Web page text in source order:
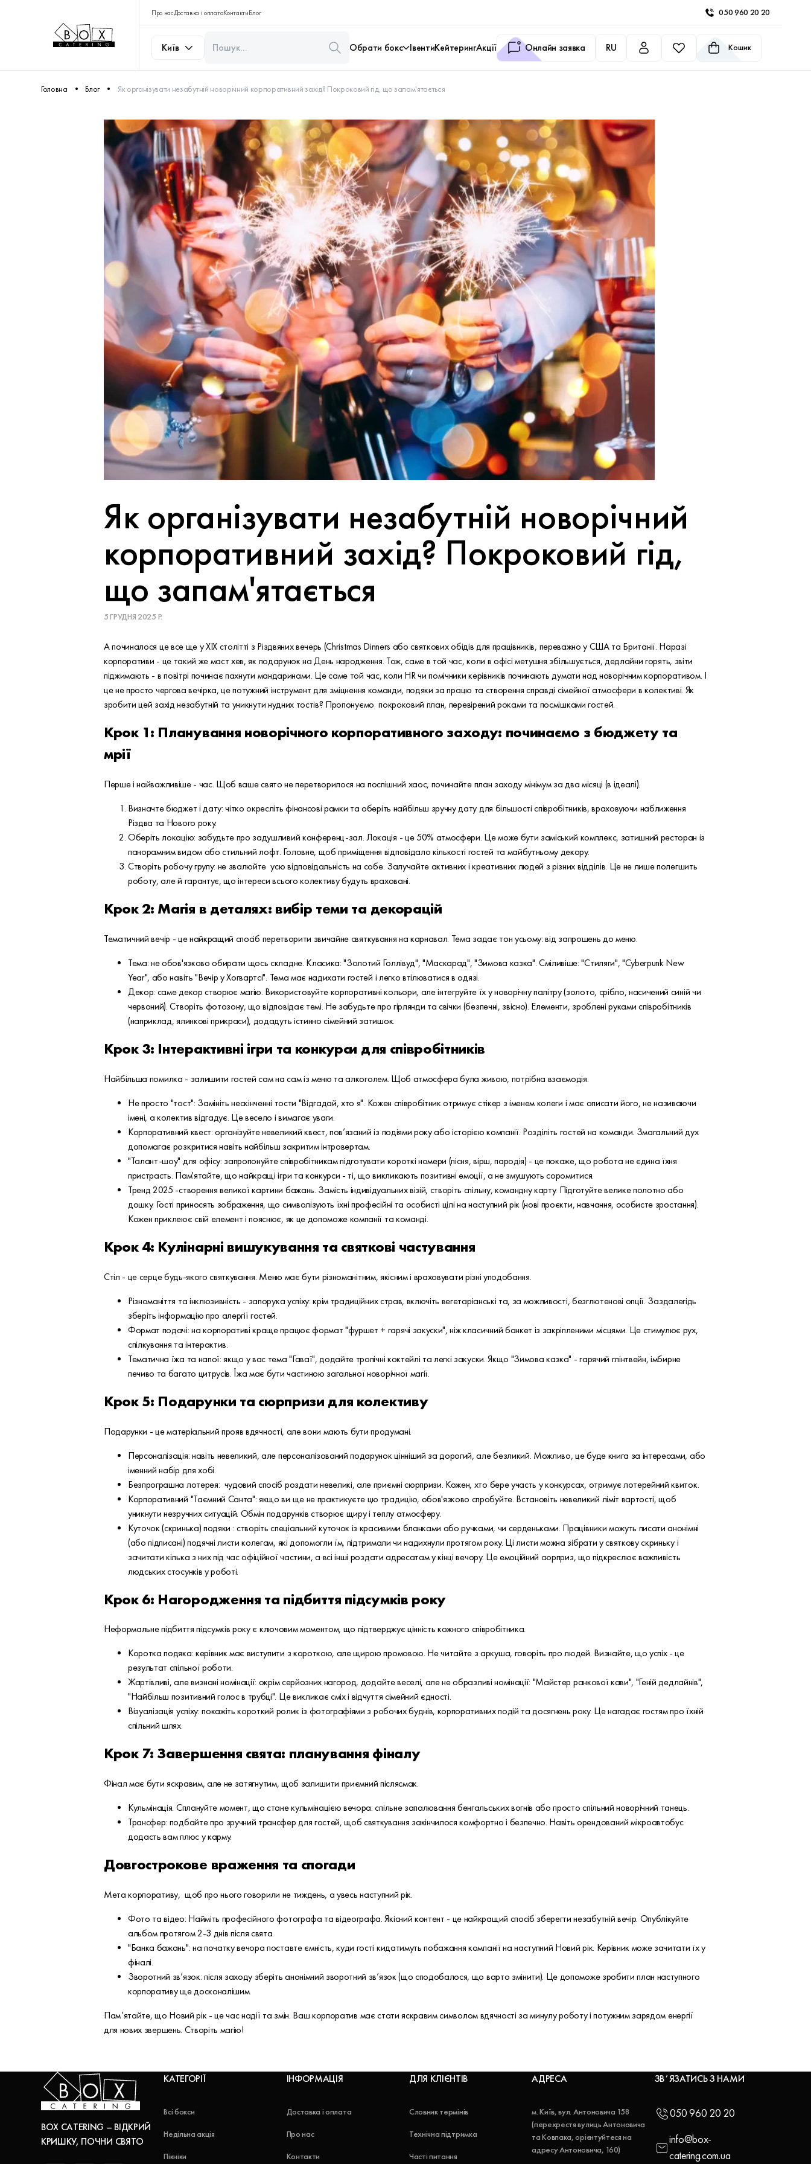
Про насДоставка і оплатаКонтактиБлог 050 960 20 20
Київ Обрати бокс ІвентиКейтерингАкції Онлайн заявка RU Кошик
Головна Блог Як організувати незабутній новорічний корпоративний захід? Покроковий гід, що запам'ятається
Як організувати незабутній новорічний
корпоративний захід? Покроковий гід,
що запам'ятається
5 ГРУДНЯ 2025 Р.
А починалося це все ще у XIX столітті з Різдвяних вечерь (Christmas Dinners або святкових обідів для працівників, переважно у США та Британії. Наразі
корпоративи - це такий же маст хев, як подарунок на День народження. Тож, саме в той час, коли в офісі метушня збільшується, дедлайни горять, звіти
піджимають - в повітрі починає пахнути мандаринами. Це саме той час, коли HR чи помічники керівників починають думати над новорічним корпоративом. І
це не просто чергова вечірка, це потужний інструмент для зміцнення команди, подяки за працю та створення справді сімейної атмосфери в колективі. Як
зробити цей захід незабутній та уникнути нудних тостів? Пропонуємо покроковий план, перевірений роками та посмішками гостей.
Крок 1: Планування новорічного корпоративного заходу: починаємо з бюджету та
мрії
Перше і найважливіше - час. Щоб ваше свято не перетворилося на поспішний хаос, починайте план заходу мінімум за два місяці (в ідеалі).
Визначте бюджет і дату: чітко окресліть фінансові рамки та оберіть найбільш зручну дату для більшості співробітників, враховуючи наближення
Різдва та Нового року.
Оберіть локацію: забудьте про задушливий конференц-зал. Локація - це 50% атмосфери. Це може бути заміський комплекс, затишний ресторан із
панорамним видом або стильний лофт. Головне, щоб приміщення відповідало кількості гостей та майбутньому декору.
Створіть робочу групу: не звалюйте усю відповідальність на собе. Залучайте активних і креативних людей з різних відділів. Це не лише полегшить
роботу, але й гарантує, що інтереси всього колективу будуть враховані.
Крок 2: Магія в деталях: вибір теми та декорацій
Тематичний вечір - це найкращий спосіб перетворити звичайне святкування на карнавал. Тема задає тон усьому: від запрошень до меню.
Тема: не обов'язково обирати щось складне. Класика: "Золотий Голлівуд", "Маскарад", "Зимова казка". Сміливіше: "Стиляги", "Cyberpunk New
Year", або навіть "Вечір у Хогвартсі". Тема має надихати гостей і легко втілюватися в одязі.
Декор: саме декор створює магію. Використовуйте корпоративні кольори, але інтегруйте їх у новорічну палітру (золото, срібло, насичений синій чи
червоний). Створіть фотозону, що відповідає темі. Не забудьте про гірлянди та свічки (безпечні, звісно). Елементи, зроблені руками співробітників
(наприклад, ялинкові прикраси), додадуть істинно сімейний затишок.
Крок 3: Інтерактивні ігри та конкурси для співробітників
Найбільша помилка - залишити гостей сам на сам із меню та алкоголем. Щоб атмосфера була живою, потрібна взаємодія.
Не просто "тост": Замініть нескінченні тости "Відгадай, хто я". Кожен співробітник отримує стікер з іменем колеги і має описати його, не називаючи
імені, а колектив відгадує. Це весело і вимагає уваги.
Корпоративний квест: організуйте невеликий квест, пов’язаний із подіями року або історією компанії. Розділіть гостей на команди. Змагальний дух
допомагає розкритися навіть найбільш закритим інтровертам.
"Талант-шоу" для офісу: запропонуйте співробітникам підготувати короткі номери (пісня, вірш, пародія) - це покаже, що робота не єдина їхня
пристрасть. Пам'ятайте, що найкращі ігри та конкурси - ті, що викликають позитивні емоції, а не змушують соромитися.
Тренд 2025 -створення великої картини бажань. Замість індивідуальних візій, створіть спільну, командну карту. Підготуйте велике полотно або
дошку. Гості приносять зображення, що символізують їхні професійні та особисті цілі на наступний рік (нові проєкти, навчання, особисте зростання).
Кожен приклеює свій елемент і пояснює, як це допоможе компанії та команді.
Крок 4: Кулінарні вишукування та святкові частування
Стіл - це серце будь-якого святкування. Меню має бути різноманітним, якісним і враховувати різні уподобання.
Різноманіття та інклюзивність - запорука успіху: крім традиційних страв, включіть вегетаріанські та, за можливості, безглютенові опції. Заздалегідь
зберіть інформацію про алергії гостей.
Формат подачі: на корпоративі краще працює формат "фуршет + гарячі закуски", ніж класичний банкет із закріпленими місцями. Це стимулює рух,
спілкування та інтерактив.
Тематична їжа та напої: якщо у вас тема "Гаваї", додайте тропічні коктейлі та легкі закуски. Якщо "Зимова казка" - гарячий глінтвейн, імбирне
печиво та багато цитрусів. Їжа має бути частиною загальної новорічної магії.
Крок 5: Подарунки та сюрпризи для колективу
Подарунки - це матеріальний прояв вдячності, але вони мають бути продумані.
Персоналізація: навіть невеликий, але персоналізований подарунок цінніший за дорогий, але безликий. Можливо, це буде книга за інтересами, або
іменний набір для хобі.
Безпрограшна лотерея: чудовий спосіб роздати невеликі, але приємні сюрпризи. Кожен, хто бере участь у конкурсах, отримує лотерейний квиток.
Корпоративний "Таємний Санта": якщо ви ще не практикуєте цю традицію, обов'язково спробуйте. Встановіть невеликий ліміт вартості, щоб
уникнути незручних ситуацій. Обмін подарунків створює щиру і теплу атмосферу.
Куточок (скринька) подяки : створіть спеціальний куточок із красивими бланками або ручками, чи серденьками. Працівники можуть писати анонімні
(або підписані) подячні листи колегам, які допомогли їм, підтримали чи надихнули протягом року. Ці листи можна зібрати у святкову скриньку і
зачитати кілька з них під час офіційної частини, а всі інші роздати адресатам у кінці вечору. Це емоційний сюрприз, що підкреслює важливість
людських стосунків у роботі.
Крок 6: Нагородження та підбиття підсумків року
Неформальне підбиття підсумків року є ключовим моментом, що підтверджує цінність кожного співробітника.
Коротка подяка: керівник має виступити з короткою, але щирою промовою. Не читайте з аркуша, говоріть про людей. Визнайте, що успіх - це
результат спільної роботи.
Жартівливі, але визнані номінації: окрім серйозних нагород, додайте веселі, але не образливі номінації: "Майстер ранкової кави", "Геній дедлайнів",
"Найбільш позитивний голос в трубці". Це викликає сміх і відчуття сімейний єдності.
Візуалізація успіху: покажіть короткий ролик із фотографіями з робочих буднів, корпоративних подій та досягнень року. Це нагадає гостям про їхній
спільний шлях.
Крок 7: Завершення свята: планування фіналу
Фінал має бути яскравим, але не затягнутим, щоб залишити приємний післясмак.
Кульмінація. Сплануйте момент, що стане кульмінацією вечора: спільне запалювання бенгальських вогнів або просто спільний новорічний танець.
Трансфер: подбайте про зручний трансфер для гостей, щоб святкування закінчилося комфортно і безпечно. Навіть орендований мікроавтобус
додасть вам плюс у карму.
Довгострокове враження та спогади
Мета корпоративу, щоб про нього говорили не тиждень, а увесь наступний рік.
Фото та відео: Найміть професійного фотографа та відеографа. Якісний контент - це найкращий спосіб зберегти незабутній вечір. Опублікуйте
альбом протягом 2-3 днів після свята.
"Банка бажань": на початку вечора поставте ємність, куди гості кидатимуть побажання компанії на наступний Новий рік. Керівник може зачитати їх у
фіналі.
Зворотний зв’язок: після заходу зберіть анонімний зворотний зв’язок (що сподобалося, що варто змінити). Це допоможе зробити план наступного
корпоративу ще досконалішим.
Пам’ятайте, що Новий рік - це час надії та змін. Ваш корпоратив має стати яскравим символом вдячності за минулу роботу і потужним зарядом енергії
для нових звершень. Створіть магію!
BOX CATERING – ВІДКРИЙ
КРИШКУ, ПОЧНИ СВЯТО
КАТЕГОРІЇ
Всі бокси
Недільна акція
Пікніки
ІНФОРМАЦІЯ
Доставка і оплата
Про нас
Контакти
ДЛЯ КЛІЄНТІВ
Словник термінів
Технічна підтримка
Часті питання
АДРЕСА
м. Київ, вул. Антоновича 158
(перехрестя вулиць Антоновича
та Ковпака, орієнтуйтеся на
адресу Антоновича, 160)
ЗВʼЯЗАТИСЬ З НАМИ
050 960 20 20
info@box-
catering.com.ua